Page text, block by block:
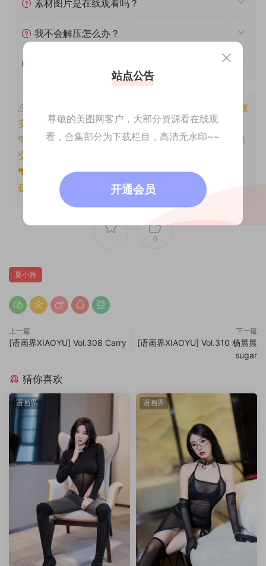
素材图片是在线观看吗？
我不会解压怎么办？
本文资源仅供个人参考学习，请勿批量搬运，一经核
实将封禁账号权限！
💚本文资源均来源网友分享，若侵犯了您的权益可以提
交工单处理。
🧡原文链接：https://www.znjfg.com/1603.html
，转
载请注明出处。
0
夏小雅
上一篇
[语画界XIAOYU] Vol.308 Carry
下一篇
[语画界XIAOYU] Vol.310 杨晨晨
sugar
猜你喜欢
语画界 语画界
站点公告
尊敬的美图网客户，大部分资源看在线观
看，合集部分为下载栏目，高清无水印~~
开通会员